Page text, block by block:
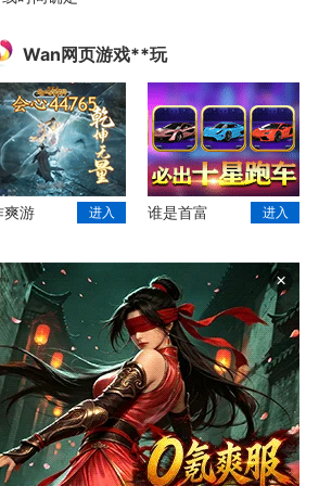
Wan网页游戏**玩
爽游 进入 谁是首富 进入
×